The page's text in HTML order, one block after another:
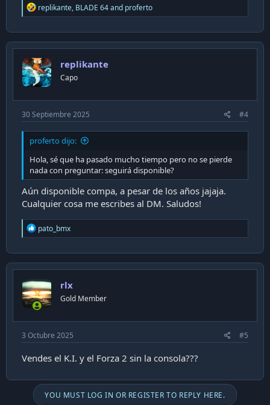
R
e
c
t
o
n
s
replikante, BLADE 64and proferto
replikante
Capo
30 Septiembre 2025 #4
proferto dijo:
Hola, sé que ha pasado mucho tiempo pero no se pierde
nada con preguntar: seguirá disponible?
Aún disponible compa, a pesar de los años jajaja.
Cualquier cosa me escribes al DM. Saludos!
R
e
c
t
o
n
s
pato_bmx
rlx
Gold Member
3 Octubre 2025 #5
Vendes el K.I. y el Forza 2 sin la consola???
YOU MUST LOG IN OR REGISTER TO REPLY HERE.